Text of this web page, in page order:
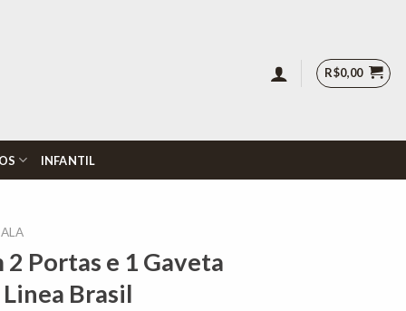
R$0,00
INFANTIL
Portas e 1 Gaveta
Brasil